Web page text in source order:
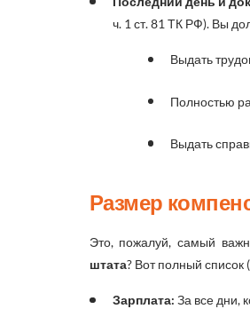
ч. 1 ст. 81 ТК РФ). Вы
Выдать
Полностью
Выдать
Размер
Это, пожалуй, самый
штата? Вот полный список
Зарплата: За все дни,